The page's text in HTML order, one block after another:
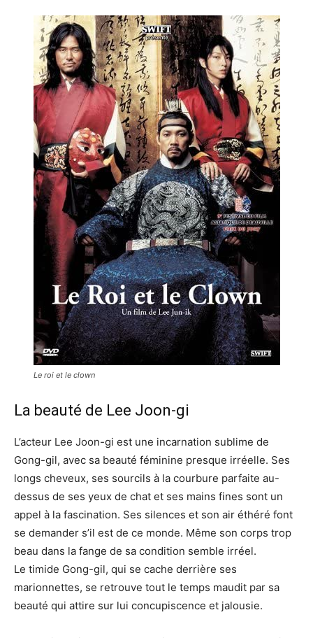
Le roi et le clown
La beauté de Lee Joon-gi
L’acteur Lee Joon-gi est une incarnation sublime de
Gong-gil, avec sa beauté féminine presque irréelle. Ses
longs cheveux, ses sourcils à la courbure parfaite au-
dessus de ses yeux de chat et ses mains fines sont un
appel à la fascination. Ses silences et son air éthéré font
se demander s’il est de ce monde. Même son corps trop
beau dans la fange de sa condition semble irréel.
Le timide Gong-gil, qui se cache derrière ses
marionnettes, se retrouve tout le temps maudit par sa
beauté qui attire sur lui concupiscence et jalousie.